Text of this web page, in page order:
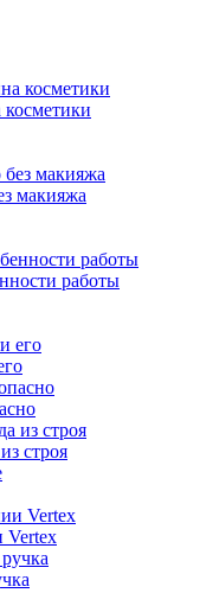
косметики
макияжа
работы
строя
Vertex